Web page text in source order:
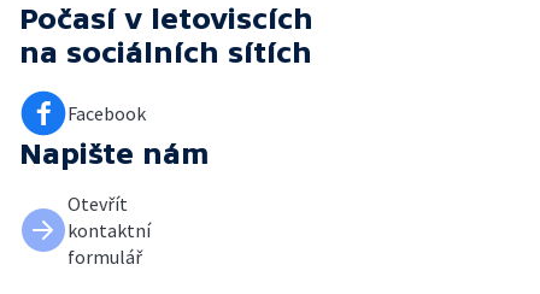
Počasí v letoviscích
na sociálních sítích
Facebook
Napište nám
Otevřít
kontaktní
formulář